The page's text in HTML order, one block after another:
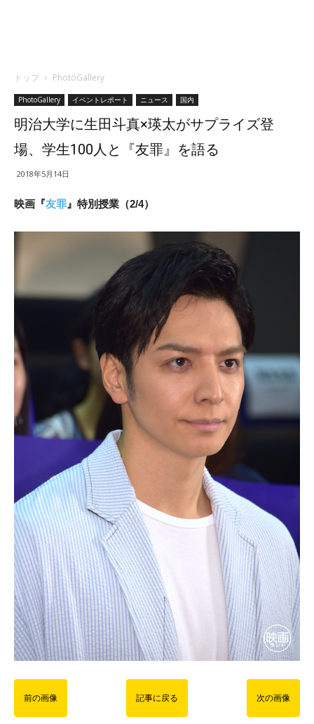
トップ PhotoGallery
PhotoGallery イベントレポート ニュース 国内
明治大学に生田斗真×瑛太がサプライズ登
場、学生100人と『友罪』を語る
2018年5月14日
映画『友罪 』特別授業（2/4）
前の画像 記事に戻る 次の画像